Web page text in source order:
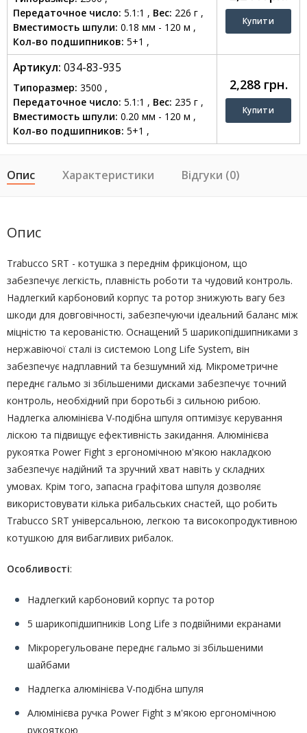
Передаточное число: 5.1:1 , Вес: 226 г ,
Вместимость шпули: 0.18 мм - 120 м ,
Кол-во подшипников: 5+1 ,
Артикул: 034-83-935
Типоразмер: 3500 ,
Передаточное число: 5.1:1 , Вес: 235 г ,
Вместимость шпули: 0.20 мм - 120 м ,
Кол-во подшипников: 5+1 ,
2,288 грн.
Опис Характеристики Відгуки (0)
Опис
Trabucco SRT - котушка з переднім фрикціоном, що
забезпечує легкість, плавність роботи та чудовий контроль.
Надлегкий карбоновий корпус та ротор знижують вагу без
шкоди для довговічності, забезпечуючи ідеальний баланс між
міцністю та керованістю. Оснащений 5 шарикопідшипниками з
нержавіючої сталі із системою Long Life System, він
забезпечує надплавний та безшумний хід. Мікрометричне
переднє гальмо зі збільшеними дисками забезпечує точний
контроль, необхідний при боротьбі з сильною рибою.
Надлегка алюмінієва V-подібна шпуля оптимізує керування
ліскою та підвищує ефективність закидання. Алюмінієва
рукоятка Power Fight з ергономічною м'якою накладкою
забезпечує надійний та зручний хват навіть у складних
умовах. Крім того, запасна графітова шпуля дозволяє
використовувати кілька рибальських снастей, що робить
Trabucco SRT універсальною, легкою та високопродуктивною
котушкою для вибагливих рибалок.
Особливості:
Надлегкий карбоновий корпус та ротор
5 шарикопідшипників Long Life з подвійними екранами
Мікрорегульоване переднє гальмо зі збільшеними
шайбами
Надлегка алюмінієва V-подібна шпуля
Алюмінієва ручка Power Fight з м'якою ергономічною
рукояткою